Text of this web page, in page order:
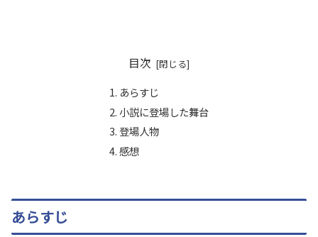
目次
あらすじ
小説に登場した舞台
登場人物
感想
あらすじ